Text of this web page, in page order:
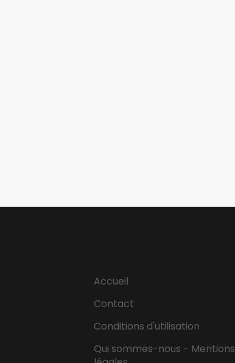
Accueil
Contact
Conditions d'utilisation
Qui sommes-nous - Mentions